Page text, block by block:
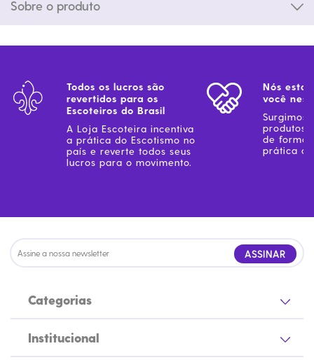
Sobre o produto
Todos os lucros são
revertidos para os
Escoteiros do Brasil
A Loja Escoteira incentiva
a prática do Escotismo no
país e reverte todos seus
lucros para o movimento.
Nós
você
Surgimos
produtos
de forma
prática
ASSINAR
Categorias
Institucional